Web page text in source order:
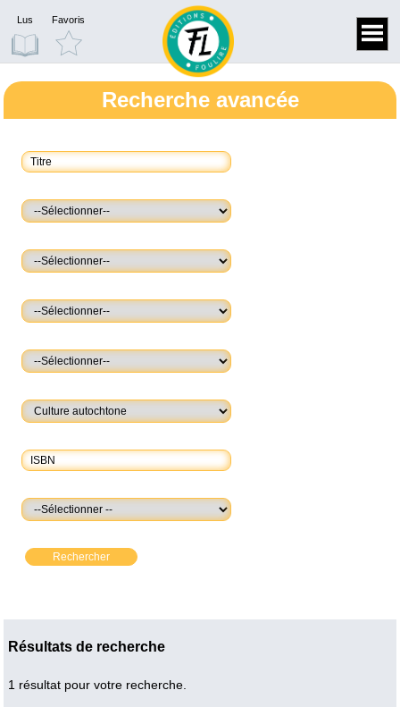
Lus Favoris
Recherche avancée
Rechercher
Résultats de recherche
1 résultat pour votre recherche.